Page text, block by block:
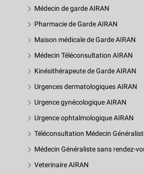
Médecin de garde AIRAN
Pharmacie de Garde AIRAN
Maison médicale de Garde AIRAN
Médecin Téléconsultation AIRAN
Kinésithérapeute de Garde AIRAN
Urgences dermatologiques AIRAN
Urgence gynécologique AIRAN
Urgence ophtalmologique AIRAN
Téléconsultation Médecin
Médecin Généraliste sans rendez-
Veterinaire AIRAN